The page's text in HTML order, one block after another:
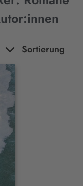
Sortierung